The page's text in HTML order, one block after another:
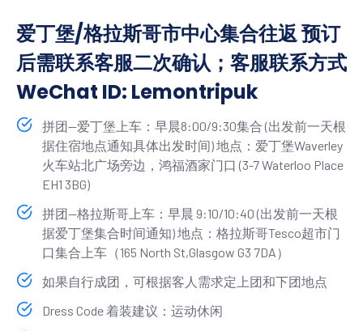
爱丁堡/格拉斯哥市中心集合往返 预订
后需联系客服二次确认；客服联系方式
WeChat ID: Lemontripuk
拼团—爱丁堡上车：早晨8:00/9:30集合 (出发前一天根
据住宿地点通知具体出发时间) 地点：爱丁堡Waverley
火车站北广场旁边，鸿福酒家门口 (3-7 Waterloo Place
EH1 3BG)
拼团—格拉斯哥上车：早晨 9:10/10:40 (出发前一天根
据爱丁堡集合时间通知) 地点：格拉斯哥Tesco超市门
口集合上车（165 North St,Glasgow G3 7DA）
如果自行成团，可根据客人需求定上团和下团地点
Dress Code 着装建议：运动休闲